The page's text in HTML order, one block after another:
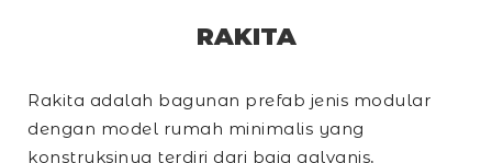
RAKITA
Rakita adalah bagunan prefab jenis modular
dengan model rumah minimalis yang
konstruksinya terdiri dari baja galvanis,